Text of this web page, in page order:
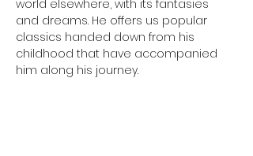
world elsewhere, with its fantasies
and dreams. He offers us popular
classics handed down from his
childhood that have accompanied
him along his journey.